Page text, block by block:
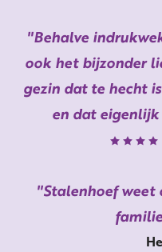
Behalve
ook het bijzonder
gezin dat te hecht
en dat
Stalenhoef